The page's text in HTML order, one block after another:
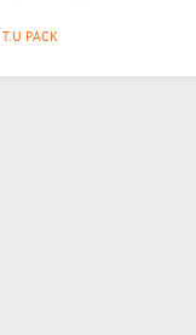
T.U PACK